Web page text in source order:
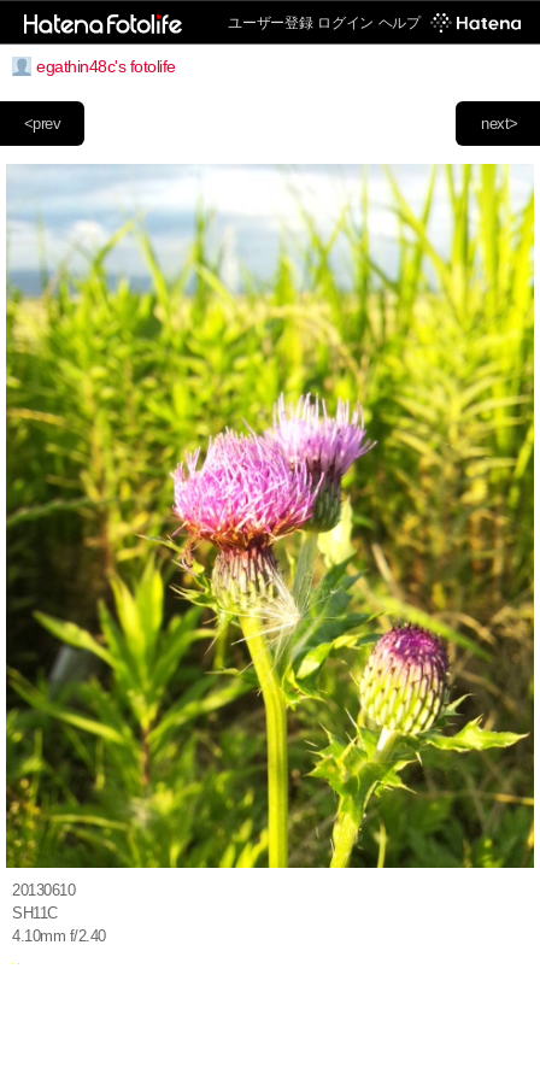
ユーザー登録 ログイン ヘルプ
egathin48c's fotolife
next>
<prev
20130610
SH11C
4.10mm f/2.40